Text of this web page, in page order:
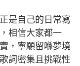
是自己的日常寫
相信大家都一
，寧願留喺夢境
詞密集且挑戰性